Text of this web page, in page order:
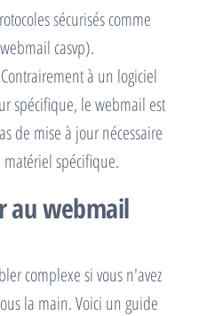
sécurisés comme
casvp).
à un logiciel
spécifique, le webmail est
de mise à jour nécessaire
spécifique.
au webmail
complexe si vous n'avez
la main. Voici un guide